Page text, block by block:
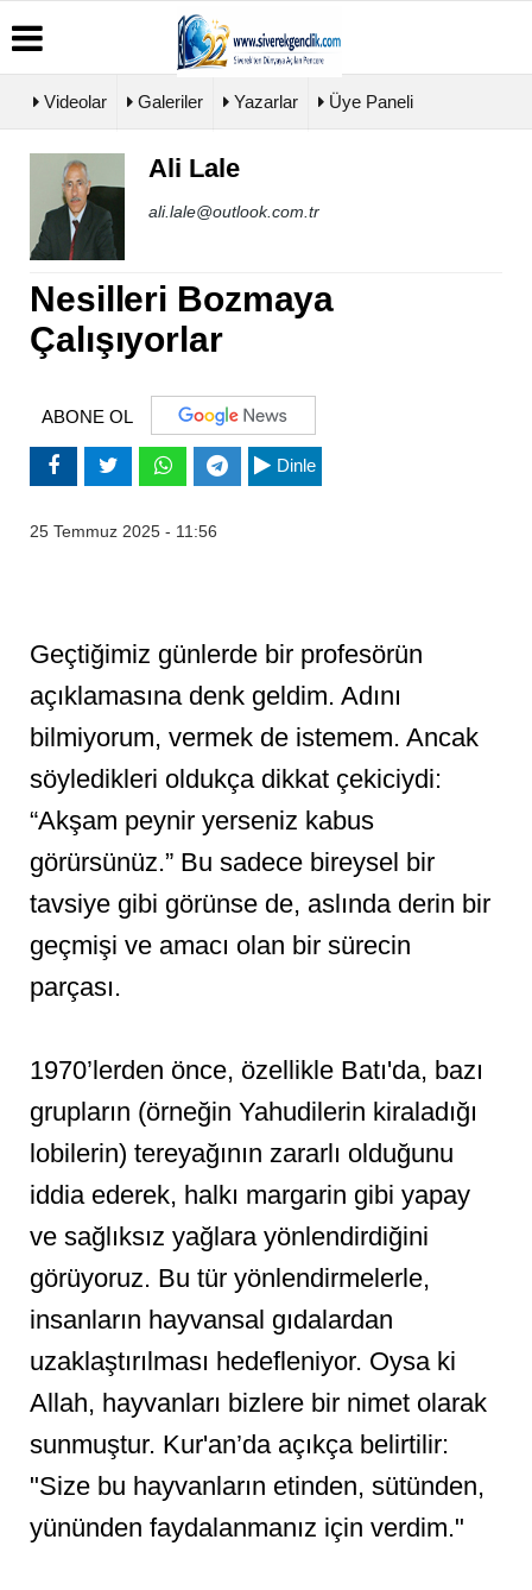
Üye
Paneli
Haber
Arşivi
Günün
Haberleri
Yazarları
Galeri
Videolar Galeriler Yazarlar Üye Paneli
Ali Lale
ali.lale@outlook.com.tr
Nesilleri Bozmaya
Çalışıyorlar
ABONE OL
Dinle
25 Temmuz 2025 - 11:56
Geçtiğimiz günlerde bir profesörün
açıklamasına denk geldim. Adını
bilmiyorum, vermek de istemem. Ancak
söyledikleri oldukça dikkat çekiciydi:
“Akşam peynir yerseniz kabus
görürsünüz.” Bu sadece bireysel bir
tavsiye gibi görünse de, aslında derin bir
geçmişi ve amacı olan bir sürecin
parçası.
1970’lerden önce, özellikle Batı'da, bazı
grupların (örneğin Yahudilerin kiraladığı
lobilerin) tereyağının zararlı olduğunu
iddia ederek, halkı margarin gibi yapay
ve sağlıksız yağlara yönlendirdiğini
görüyoruz. Bu tür yönlendirmelerle,
insanların hayvansal gıdalardan
uzaklaştırılması hedefleniyor. Oysa ki
Allah, hayvanları bizlere bir nimet olarak
sunmuştur. Kur'an’da açıkça belirtilir:
"Size bu hayvanların etinden, sütünden,
yününden faydalanmanız için verdim."